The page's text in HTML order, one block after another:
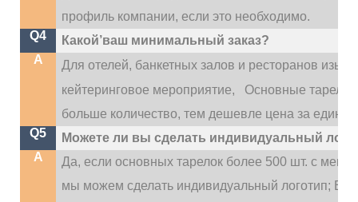
профиль компании, если это необходимо.
Q4
Какой’ваш минимальный заказ?
A
Для отелей, банкетных залов и ресторанов
кейтеринговое мероприятие,
Основные
больше количество, тем дешевле цена за
Q5
Можете ли вы сделать индивидуальный
A
Да, если основных тарелок более 500 шт. с
мы можем сделать индивидуальный логотип;